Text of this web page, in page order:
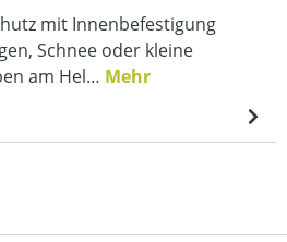
mit Innenbefestigung
Schnee oder kleine
am Hel… Mehr